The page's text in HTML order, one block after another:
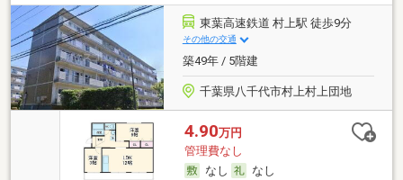
東葉高速鉄道 村上駅 徒歩9分
その他の交通
築49年 / 5階建
千葉県八千代市村上村上団地
4.90万円
管理費なし
なし
なし